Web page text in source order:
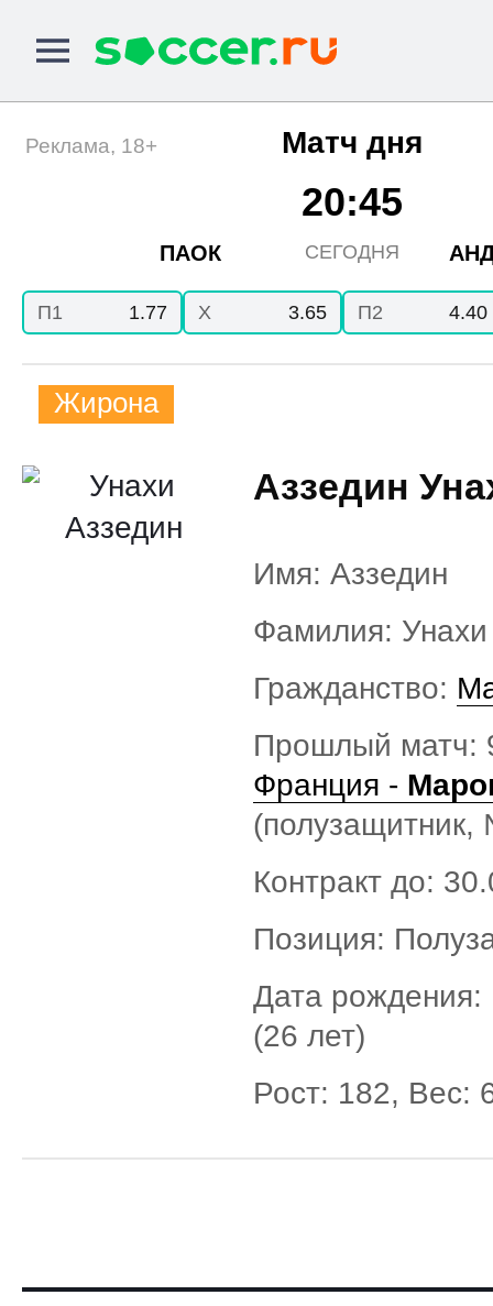
Матч дня
ПАОК
20:45
СЕГОДНЯ
Реклама, 18+
П1 1.77 X 3.65 П2 4.40
Жирона
Аззедин
Имя: Аззедин
Фамилия: Унахи
Гражданство:
Прошлый матч:
Франция -
Контракт до:
Позиция:
Дата рождения:
(26 лет)
Рост: 182, Вес: